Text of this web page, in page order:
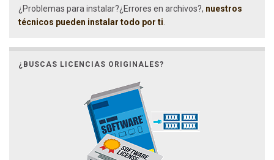
¿Problemas para instalar?¿Errores en archivos?, nuestros
técnicos pueden instalar todo por ti
¿BUSCAS LICENCIAS ORIGINALES?